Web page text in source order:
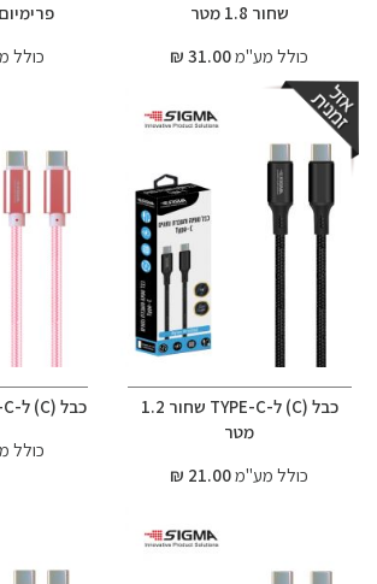
שחור 1.8 מטר
כולל מע"מ31.00 ₪
פרימיום
כולל
כבל (C) ל-TYPE-C שחור 1.2
מטר
כולל מע"מ21.00 ₪
כבל (C) ל-TYPE-C ורוד 1.2 מטר
כולל